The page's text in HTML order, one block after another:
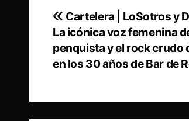
Navegación
de
entradas
Cartelera | LoSotros y
La icónica voz femenina
penquista y el rock crudo
en los 30 años de Bar de